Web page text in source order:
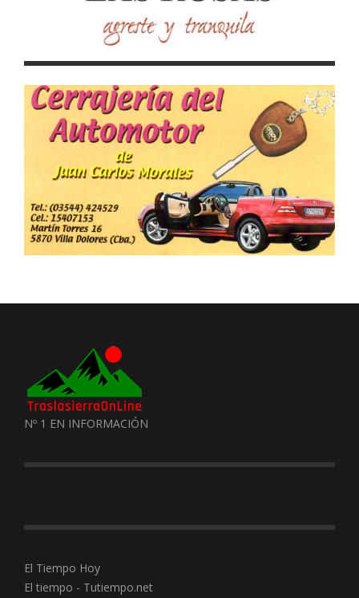
Nº 1 EN INFORMACIÓN
El Tiempo Hoy
El tiempo - Tutiempo.net